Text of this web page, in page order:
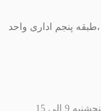
پنجم اداری واحد